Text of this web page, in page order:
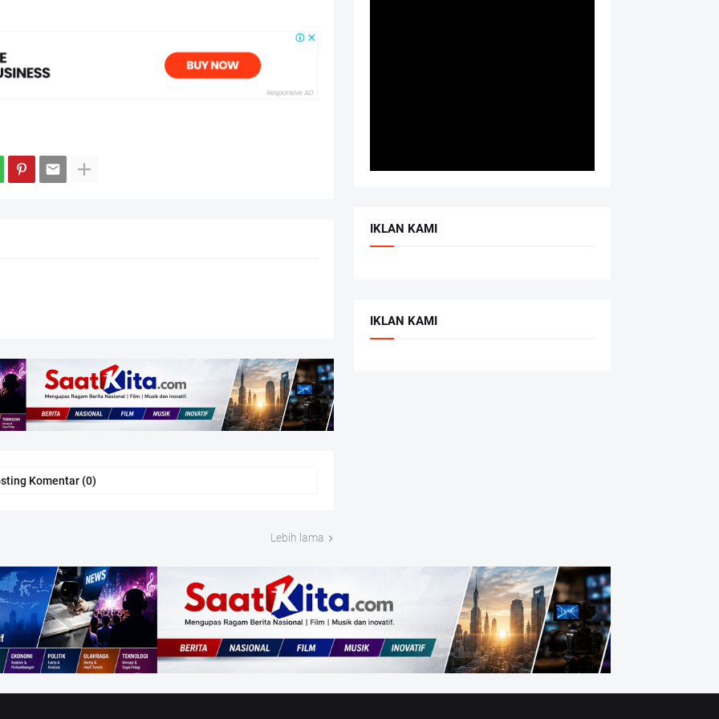
Komentar (0)
Lebih lama
IKLAN KAMI
IKLAN KAMI